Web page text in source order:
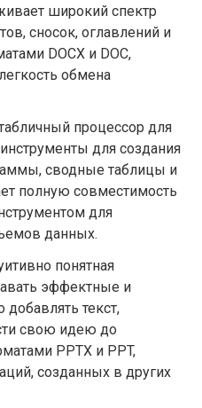
широкий спектр
сносок, оглавлений и
DOCX и DOC,
обмена
процессор для
для создания
сводные таблицы и
полную совместимость
для
данных.
понятная
эффектные и
текст,
свою идею до
PPTX и PPT,
созданных в других